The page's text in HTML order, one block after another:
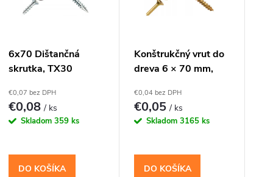
6x70 Dištančná
skrutka, TX30
€0,07 bez DPH
€0,08/ ks
Skladom 359 ks
DO KOŠÍKA
Konštrukčný vrut do
dreva 6 × 70 mm,
– Domax CS
€0,04 bez DPH
€0,05/ ks
Skladom 3165 ks
DO KOŠÍKA